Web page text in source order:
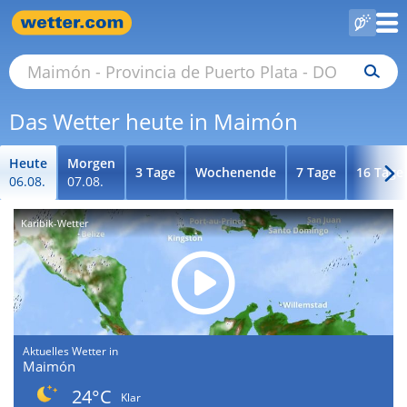
Das Wetter heute in Maimón
Heute
06.08.
Morgen
07.08.
3 Tage Wochenende 7 Tage 16 Tage
Karibik-Wetter
Aktuelles Wetter in
Maimón
24°C
Klar